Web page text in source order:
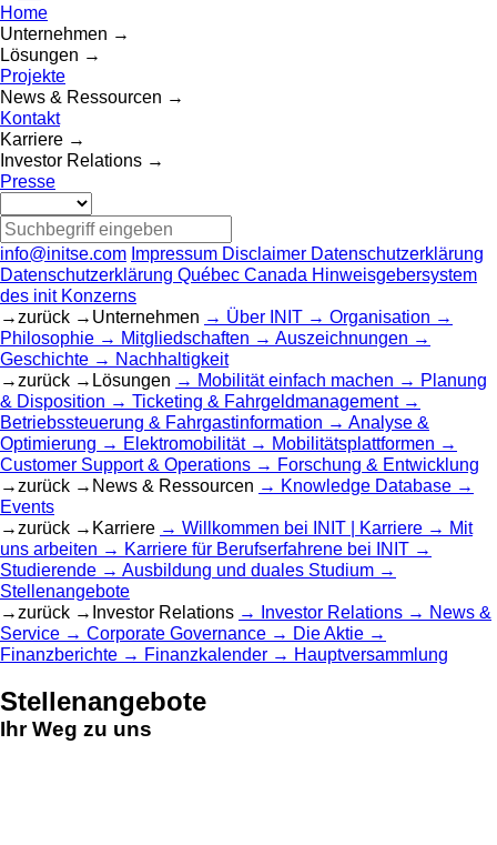
Home
Unternehmen
Lösungen
Projekte
News & Ressourcen
Kontakt
Karriere
Investor Relations
Presse
info@initse.com Impressum Disclaimer Datenschutzerklärung
Datenschutzerklärung Québec Canada Hinweisgebersystem
des init Konzerns
zurück
Unternehmen Über INIT
Organisation
Philosophie
Mitgliedschaften
Auszeichnungen
Geschichte
Nachhaltigkeit
zurück
Lösungen Mobilität einfach machen
Planung
& Disposition
Ticketing & Fahrgeldmanagement
Betriebssteuerung & Fahrgastinformation
Analyse &
Optimierung
Elektromobilität
Mobilitätsplattformen
Customer Support & Operations
Forschung & Entwicklung
zurück
News & Ressourcen
Knowledge Database
Events
zurück
Karriere Willkommen bei INIT | Karriere
Mit
uns arbeiten
Karriere für Berufserfahrene bei INIT
Studierende
Ausbildung und duales Studium
Stellenangebote
zurück
Investor Relations Investor Relations
News &
Service
Corporate Governance
Die Aktie
Finanzberichte
Finanzkalender Hauptversammlung
Stellenangebote
Ihr Weg zu uns